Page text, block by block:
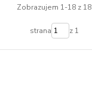
Zobrazujem 1-18 z 18
strana z 1